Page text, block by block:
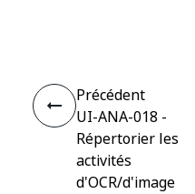
Précédent
UI-ANA-018 -
Répertorier les
activités
d'OCR/d'image